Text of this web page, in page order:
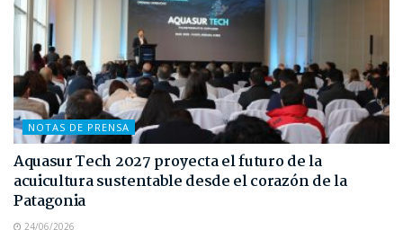
NOTAS DE PRENSA
Aquasur Tech 2027 proyecta el futuro de la
acuicultura sustentable desde el corazón de la
Patagonia
24/06/2026